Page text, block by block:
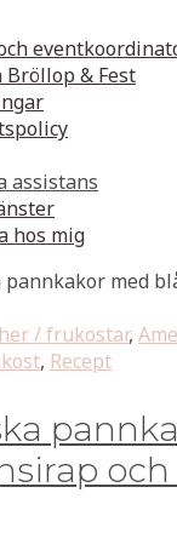
Bröllop & Fest
assistans
hos mig
med
/ frukostar,
, Recept